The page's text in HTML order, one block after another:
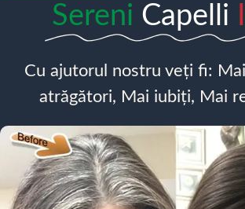
Sereni Capelli
Cu ajutorul nostru veți fi:
atrăgători, Mai iubiți, Mai